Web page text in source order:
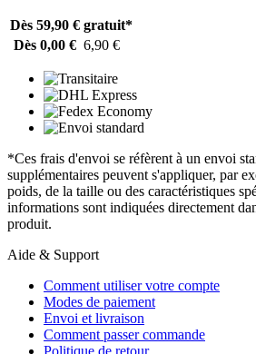
Dès 59,90 € gratuit*
Dès 0,00 € 6,90 €
*Ces frais d'envoi se réfèrent à un envoi
supplémentaires peuvent s'appliquer, par
poids, de la taille ou des caractéristiques
informations sont indiquées directement
produit.
Aide & Support
Comment utiliser votre compte
Modes de paiement
Envoi et livraison
Comment passer commande
Politique de retour